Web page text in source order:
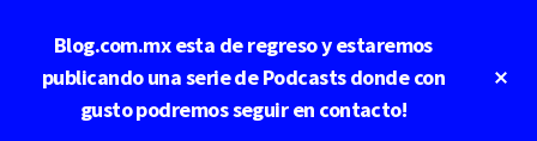
contenido
Blog.com.mx esta de regreso y estaremos
publicando una serie de Podcasts donde con
gusto podremos seguir en contacto!